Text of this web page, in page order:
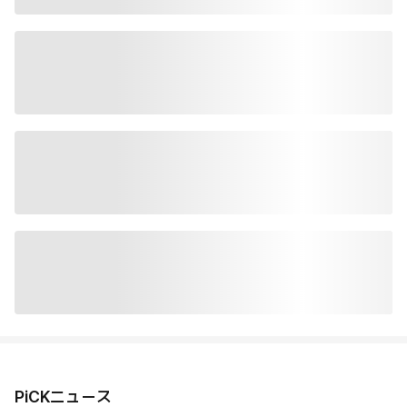
PiCKニュース